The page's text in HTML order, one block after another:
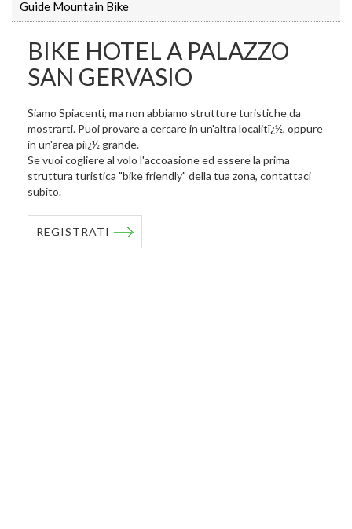
Guide Mountain Bike
BIKE HOTEL A PALAZZO
SAN GERVASIO
Siamo Spiacenti, ma non abbiamo strutture turistiche da
mostrarti. Puoi provare a cercare in un'altra localitï¿½, oppure
in un'area piï¿½ grande.
Se vuoi cogliere al volo l'accoasione ed essere la prima
struttura turistica "bike friendly" della tua zona, contattaci
subito.
REGISTRATI